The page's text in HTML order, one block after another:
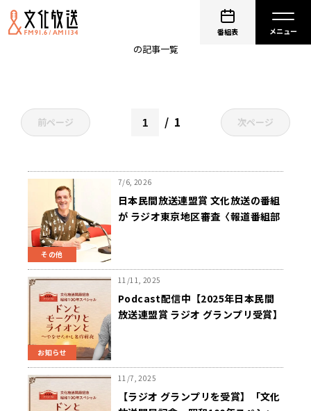
番組表
日本民間放送連盟賞
の記事一覧
前ページ 1 次ページ
その他
7/6, 2026
日本民間放送連盟賞 文化放送の番組
が ラジオ東京地区審査〈報道番組部
お知らせ
11/11, 2025
Podcast配信中【2025年日本民間
放送連盟賞 ラジオ グランプリ受賞】
11/7, 2025
【ラジオ グランプリを受賞】「文化